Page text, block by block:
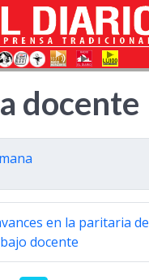
docente
en la paritaria de
docente